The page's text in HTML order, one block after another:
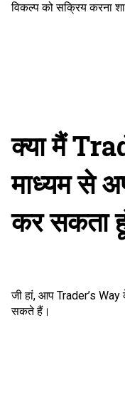
विकल्प को सक्रिय करना
क्या मैं
माध्यम से
कर सकता
जी हां, आप Trader’s
सकते हैं।